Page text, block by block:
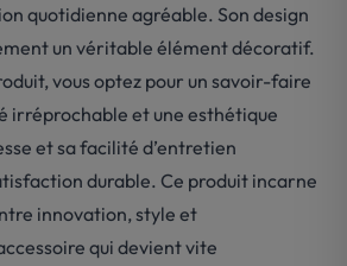
quotidienne agréable. Son design
un véritable élément décoratif.
vous optez pour un savoir-faire
irréprochable et une esthétique
et sa facilité d’entretien
durable. Ce produit incarne
innovation, style et
qui devient vite